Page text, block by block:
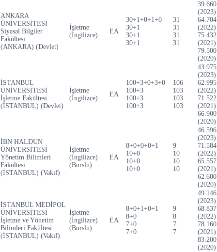
ANKARA
ÜNİVERSİTESİ
Siyasal Bilgiler
Fakültesi
(ANKARA) (Devlet)
İşletme
(İngilizce)
EA
30+1+0+1+0
30+1
30+1
30+1
31
31
31
31
39.660
(2023)
64.704
(2022)
75.432
(2021)
79.500
(2020)
İSTANBUL
ÜNİVERSİTESİ
İşletme Fakültesi
(İSTANBUL) (Devlet)
İşletme
(İngilizce)
EA
100+3+0+3+0
100+3
100+3
100+3
106
103
103
103
43.975
(2023)
62.995
(2022)
71.522
(2021)
66.900
(2020)
İBN HALDUN
ÜNİVERSİTESİ
Yönetim Bilimleri
Fakültesi
(İSTANBUL) (Vakıf)
İşletme
(İngilizce)
(Burslu)
EA
8+0+0+0+1
10+0
10+0
10+0
9
10
10
10
46.596
(2023)
71.584
(2022)
65.557
(2021)
62.600
(2020)
İSTANBUL MEDİPOL
ÜNİVERSİTESİ
İşletme ve Yönetim
Bilimleri Fakültesi
(İSTANBUL) (Vakıf)
İşletme
(İngilizce)
(Burslu)
EA
8+0+1+0+1
8+0
7+0
7+0
9
8
7
7
49.146
(2023)
68.837
(2022)
78.160
(2021)
83.200
(2020)